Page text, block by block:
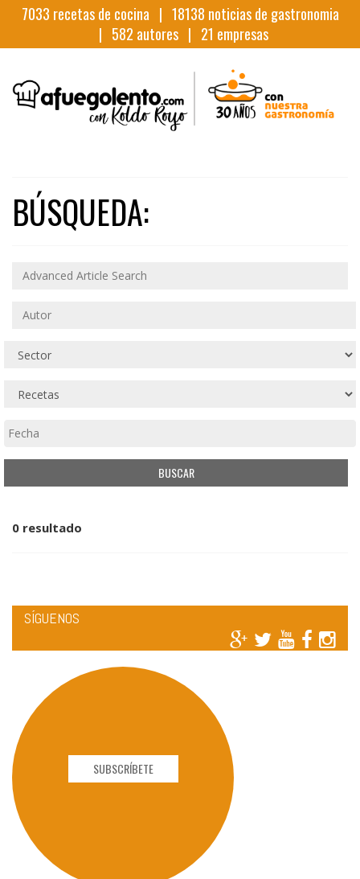
7033 recetas de cocina | 18138 noticias de gastronomia
| 582 autores | 21 empresas
BÚSQUEDA:
0 resultado
SÍGUENOS
SUBSCRÍBETE